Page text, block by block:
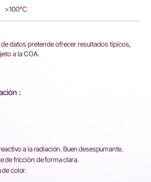
>100°C
de datos pretende ofrecer resultados típicos,
a la COA.
:
a la radiación. Buen desespumante.
de fricción de forma clara.
color.